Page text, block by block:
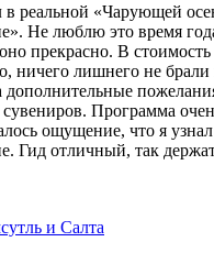
реальной «Чарующей
Не люблю это время
прекрасно. В
ничего лишнего не брали
дополнительные
Программа
ощущение, что я
Гид отличный, так
и Салта